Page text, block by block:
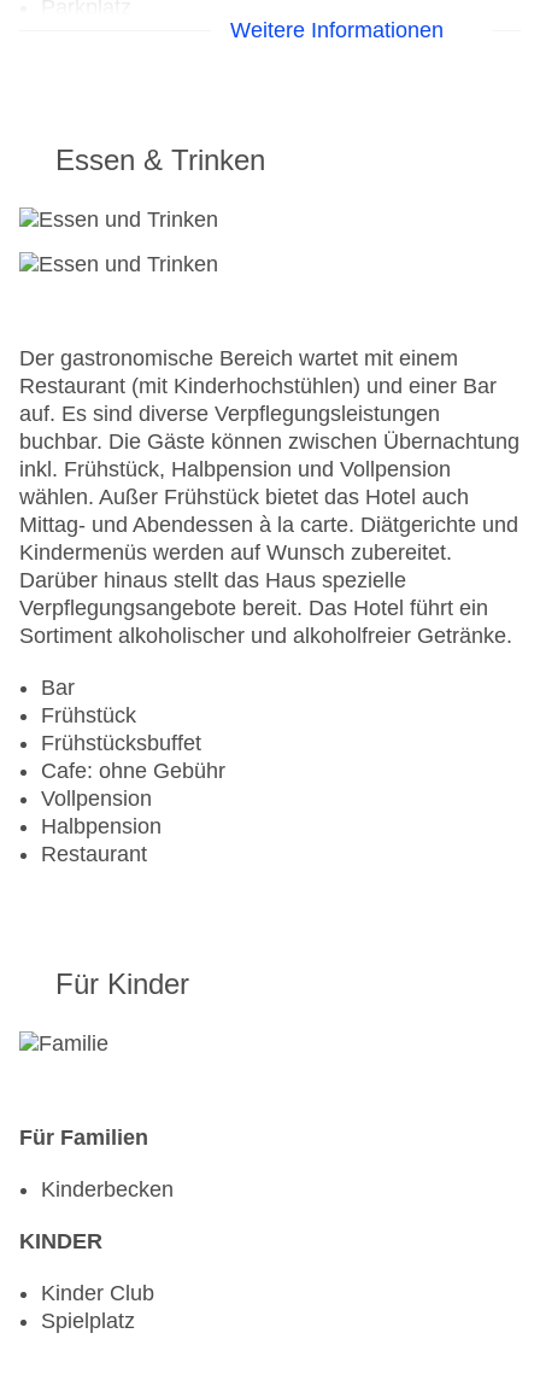
Check-in von: 15:00:00
Garten: ohne Gebühr
Hotelsafe
Lift
Anzahl der Konferenzräume: 1
Gesamtanzahl der Stockwerke: 2
Gesamtanzahl der Zimmer: 24
Pools:Kinderbecken, Outdoor Pool,
Sonnenschirme am Pool, Liegen am Pool
Zahlungsarten: American Express, Diners Club,
EC Maestro, Mastercard, Visa
Landeskategorie: 4 Sterne
Weitere Informationen
Essen & Trinken
Der gastronomische Bereich wartet mit einem
Restaurant (mit Kinderhochstühlen) und einer Bar
auf. Es sind diverse Verpflegungsleistungen
buchbar. Die Gäste können zwischen Übernachtung
inkl. Frühstück, Halbpension und Vollpension
wählen. Außer Frühstück bietet das Hotel auch
Mittag- und Abendessen à la carte. Diätgerichte und
Kindermenüs werden auf Wunsch zubereitet.
Darüber hinaus stellt das Haus spezielle
Verpflegungsangebote bereit. Das Hotel führt ein
Sortiment alkoholischer und alkoholfreier Getränke.
Bar
Frühstück
Frühstücksbuffet
Cafe: ohne Gebühr
Vollpension
Halbpension
Restaurant
Für Kinder
Für Familien
Kinderbecken
KINDER
Kinder Club
Spielplatz